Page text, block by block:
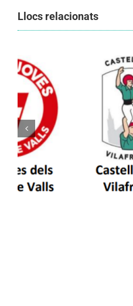
Llocs relacionats
Els Castellers
patrimoni